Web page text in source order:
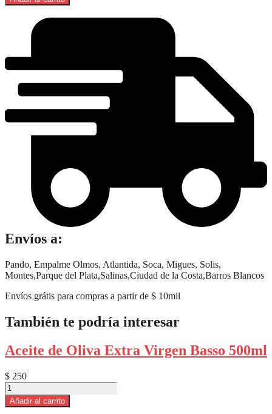
era:
$ 362.
es:
$ 232.
250
cantidad
Envíos a:
Pando, Empalme Olmos, Atlantida, Soca, Migues, Solis,
Montes,Parque del Plata,Salinas,Ciudad de la Costa,Barros Blancos
Envíos grátis para compras a partir de $ 10mil
También te podría interesar
Aceite de Oliva Extra Virgen Basso 500ml
$ 250
Aceite
de
Oliva
Añadir al carrito